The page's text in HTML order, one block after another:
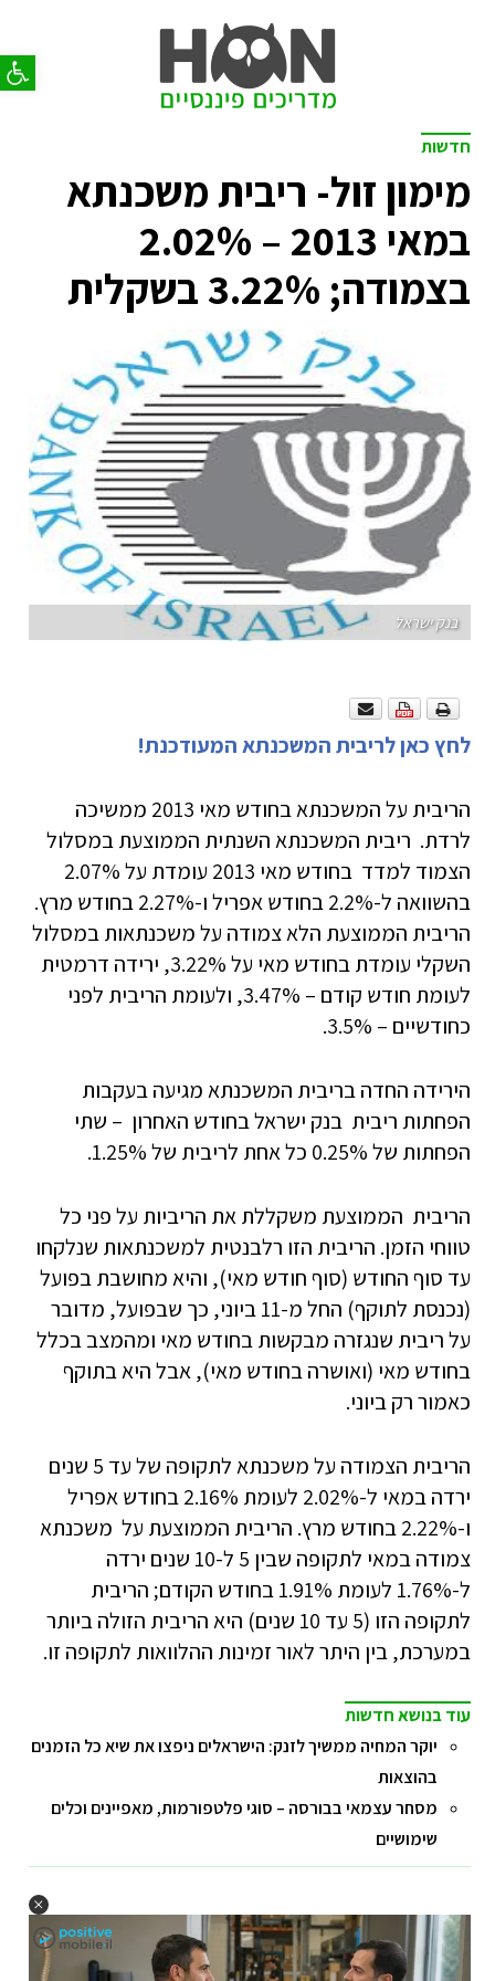
פתח
חדשות
מימון זול- ריבית משכנתא
במאי 2013 – 2.02%
בצמודה; 3.22% בשקלית
בנק ישראל
לחץ כאן לריבית המשכנתא המעודכנת!
הריבית על המשכנתא בחודש מאי 2013 ממשיכה
לרדת. ריבית המשכנתא השנתית הממוצעת במסלול
הצמוד למדד בחודש מאי 2013 עומדת על 2.07%
בהשוואה ל-2.2% בחודש אפריל ו-2.27% בחודש מרץ.
הריבית הממוצעת הלא צמודה על משכנתאות במסלול
השקלי עומדת בחודש מאי על 3.22%, ירידה דרמטית
לעומת חודש קודם – 3.47%, ולעומת הריבית לפני
כחודשיים – 3.5%.
הירידה החדה בריבית המשכנתא מגיעה בעקבות
הפחתות ריבית בנק ישראל בחודש האחרון – שתי
הפחתות של 0.25% כל אחת לריבית של 1.25%.
הריבית הממוצעת משקללת את הריביות על פני כל
טווחי הזמן. הריבית הזו רלבנטית למשכנתאות שנלקחו
עד סוף החודש (סוף חודש מאי), והיא מחושבת בפועל
(נכנסת לתוקף) החל מ-11 ביוני, כך שבפועל, מדובר
על ריבית שנגזרה מבקשות בחודש מאי ומהמצב בכלל
בחודש מאי (ואושרה בחודש מאי), אבל היא בתוקף
כאמור רק ביוני.
הריבית הצמודה על משכנתא לתקופה של עד 5 שנים
ירדה במאי ל-2.02% לעומת 2.16% בחודש אפריל
ו-2.22% בחודש מרץ. הריבית הממוצעת על משכנתא
צמודה במאי לתקופה שבין 5 ל-10 שנים ירדה
ל-1.76% לעומת 1.91% בחודש הקודם; הריבית
לתקופה הזו (5 עד 10 שנים) היא הריבית הזולה ביותר
במערכת, בין היתר לאור זמינות ההלוואות לתקופה זו.
עוד בנושא חדשות
יוקר המחיה ממשיך לזנק: הישראלים ניפצו את שיא כל הזמנים
בהוצאות
מסחר עצמאי בבורסה – סוגי פלטפורמות, מאפיינים וכלים
שימושיים